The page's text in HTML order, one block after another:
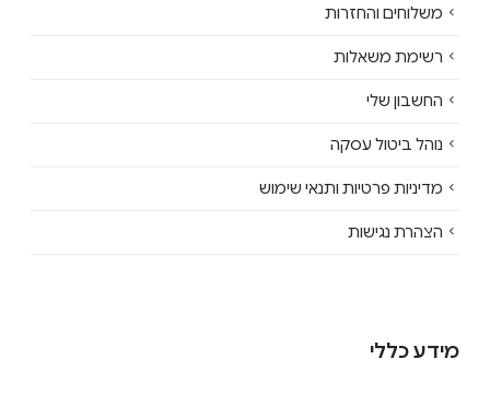
משלוחים והחזרות
רשימת משאלות
החשבון שלי
נוהל ביטול עסקה
מדיניות פרטיות ותנאי שימוש
הצהרת נגישות
מידע כללי